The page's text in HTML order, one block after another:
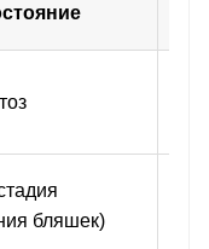
бляшек)